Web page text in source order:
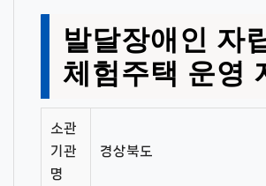
발달장애인 자
체험주택 운영
소관
기관
명
경상북도